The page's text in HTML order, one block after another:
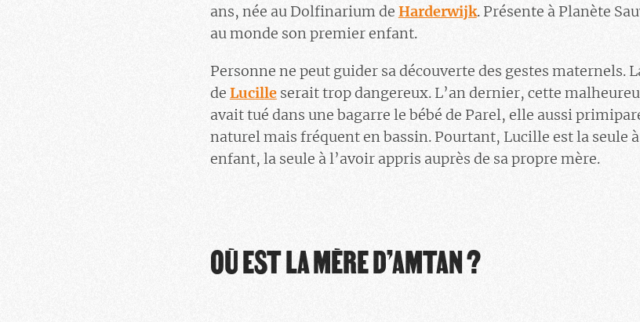
ans, née au Dolfinarium de Harderwijk. Présente à Planète
au monde son premier enfant.
Personne ne peut guider sa découverte des gestes maternels.
de Lucilleserait trop dangereux. L’an dernier, cette
avait tué dans une bagarre le bébé de Parel, elle aussi
naturel mais fréquent en bassin. Pourtant, Lucille est la seule
enfant, la seule à l’avoir appris auprès de sa propre mère.
OÙ EST LA MÈRE D’AMTAN ?